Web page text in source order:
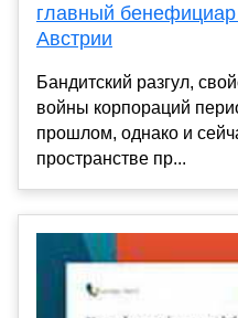
главный
Австрии
Бандитский разгул,
войны корпораций
прошлом, однако и
пространстве пр...